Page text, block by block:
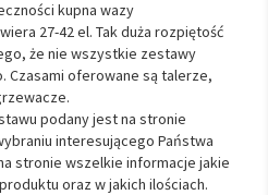
kupna wazy
27-42 el. Tak duża rozpiętość
że nie wszystkie zestawy
Czasami oferowane są talerze,
podany jest na stronie
interesującego Państwa
stronie wszelkie informacje jakie
oraz w jakich ilościach.